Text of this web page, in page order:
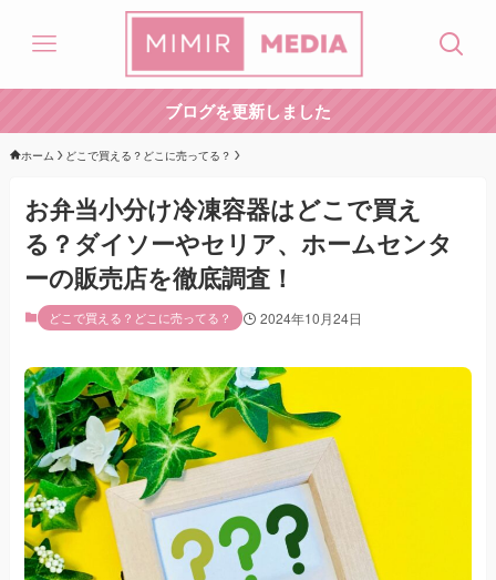
ブログを更新しました
ホーム どこで買える？どこに売ってる？
お弁当小分け冷凍容器はどこで買え
る？ダイソーやセリア、ホームセンタ
ーの販売店を徹底調査！
どこで買える？どこに売ってる？ 2024年10月24日